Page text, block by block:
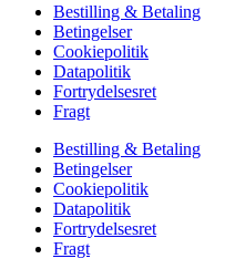
Bestilling & Betaling
Betingelser
Cookiepolitik
Datapolitik
Fortrydelsesret
Fragt
Bestilling & Betaling
Betingelser
Cookiepolitik
Datapolitik
Fortrydelsesret
Fragt